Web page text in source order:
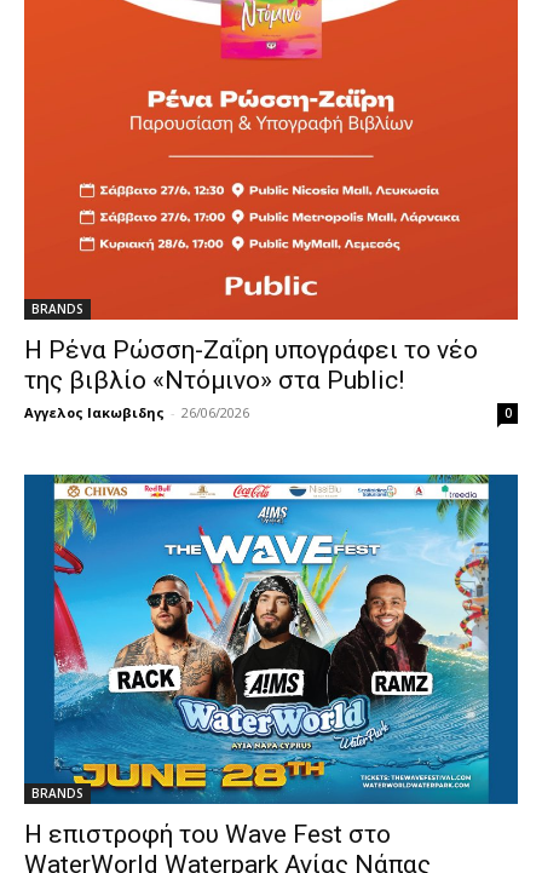
BRANDS
Η Ρένα Ρώσση-Ζαΐρη υπογράφει το νέο
της βιβλίο «Ντόμινο» στα Public!
Αγγελος Ιακωβιδης - 26/06/2026 0
BRANDS
Η επιστροφή του Wave Fest στο
WaterWorld Waterpark Αγίας Νάπας